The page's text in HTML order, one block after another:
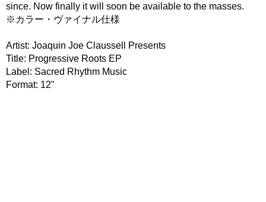
since. Now finally it will soon be available to the masses.
※カラー・ヴァイナル仕様
Artist: Joaquin Joe Claussell Presents
Title: Progressive Roots EP
Label: Sacred Rhythm Music
Format: 12"